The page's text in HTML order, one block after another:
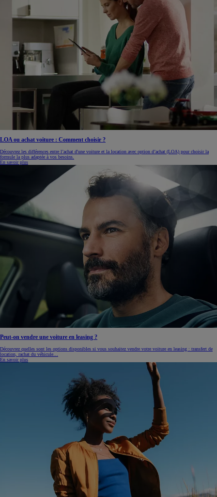
LOA ou achat voiture : Comment choisir ?
Découvrez les différences entre l’achat d'une voiture et la location avec option d’achat (LOA) pour choisir la
formule la plus adaptée à vos besoins.
En savoir plus
Peut-on vendre une voiture en leasing ?
Découvrez quelles sont les options disponibles si vous souhaitez vendre votre voiture en leasing : transfert de
location, rachat du véhicule…
En savoir plus